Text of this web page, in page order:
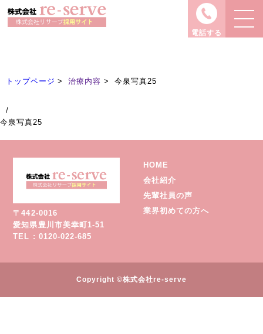
電話する
Treatment
トップページ 治療内容 今泉写真25
/
今泉写真25
〒442-0016
愛知県豊川市美幸町1-51
TEL : 0120-022-685
HOME
会社紹介
先輩社員の声
業界初めての方へ
Copyright ©株式会社re-serve